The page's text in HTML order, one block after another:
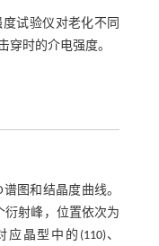
试验仪对老化不同
穿时的介电强度。
图和结晶度曲线。
衍射峰，位置依次为
应晶型中的(110)、